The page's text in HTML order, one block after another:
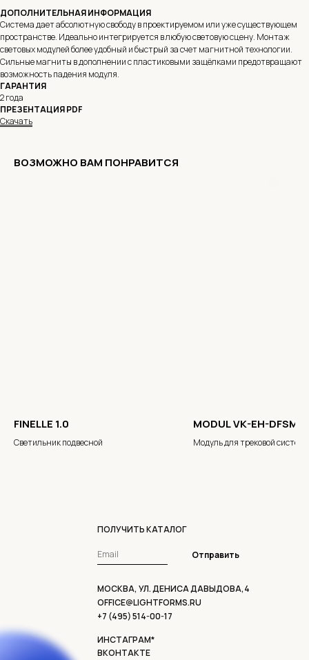
ДОПОЛНИТЕЛЬНАЯ ИНФОРМАЦИЯ
Система дает абсолютную свободу в проектируемом или уже существующем
пространстве. Идеально интегрируется в любую световую сцену. Монтаж
световых модулей более удобный и быстрый за счет магнитной технологии.
Сильные магниты в дополнении с пластиковыми защёлками предотвращают
возможность падения модуля.
ГАРАНТИЯ
2 года
ПРЕЗЕНТАЦИЯ PDF
Скачать
ВОЗМОЖНО ВАМ ПОНРАВИТСЯ
FINELLE 1.0
Светильник подвесной
MODUL VK-EH-
Модуль для трековой
МОСКВА, УЛ. ДЕНИСА ДАВЫДОВА,4
ПОЛУЧИТЬ КАТАЛОГ
ИНСТАГРАМ*
ВКОНТАКТЕ
+7 (495) 514-00-17
OFFICE@LIGHTFORMS.RU
Отправить